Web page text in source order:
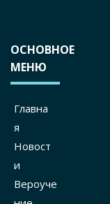
ОСНОВНОЕ
МЕНЮ
Главна
я
Новост
и
Вероуче